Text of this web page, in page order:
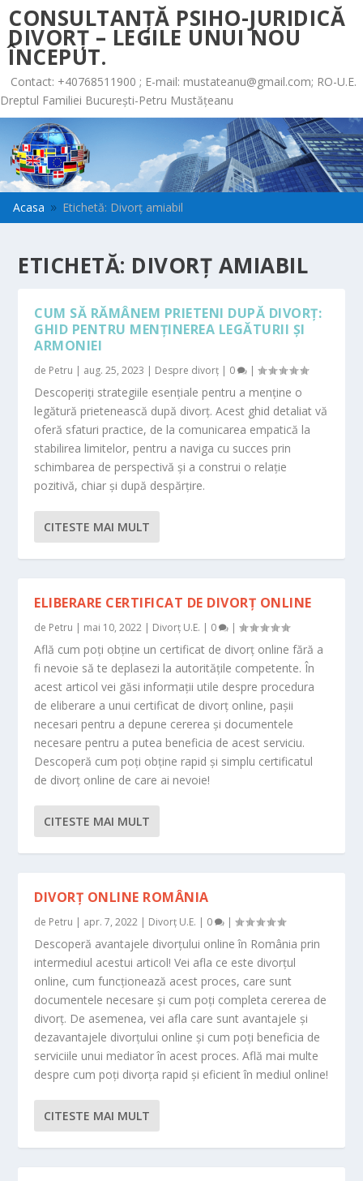
CONSULTANȚĂ PSIHO-JURIDICĂ
DIVORȚ – LEGILE UNUI NOU
ÎNCEPUT.
Contact: +40768511900 ; E-mail: mustateanu@gmail.com; RO-U.E.
Dreptul Familiei București-Petru Mustățeanu
Acasa 9 Etichetă: Divorţ amiabil
ETICHETĂ: DIVORŢ AMIABIL
CUM SĂ RĂMÂNEM PRIETENI DUPĂ DIVORȚ:
GHID PENTRU MENȚINEREA LEGĂTURII ȘI
ARMONIEI
de Petru | aug. 25, 2023 | Despre divorț | 0 |
Descoperiți strategiile esențiale pentru a menține o
legătură prietenească după divorț. Acest ghid detaliat vă
oferă sfaturi practice, de la comunicarea empatică la
stabilirea limitelor, pentru a naviga cu succes prin
schimbarea de perspectivă și a construi o relație
pozitivă, chiar și după despărțire.
CITESTE MAI MULT
ELIBERARE CERTIFICAT DE DIVORȚ ONLINE
de Petru | mai 10, 2022 | Divorț U.E. | 0 |
Află cum poți obține un certificat de divorț online fără a
fi nevoie să te deplasezi la autoritățile competente. În
acest articol vei găsi informații utile despre procedura
de eliberare a unui certificat de divorț online, pașii
necesari pentru a depune cererea și documentele
necesare pentru a putea beneficia de acest serviciu.
Descoperă cum poți obține rapid și simplu certificatul
de divorț online de care ai nevoie!
CITESTE MAI MULT
DIVORȚ ONLINE ROMÂNIA
de Petru | apr. 7, 2022 | Divorț U.E. | 0 |
Descoperă avantajele divorțului online în România prin
intermediul acestui articol! Vei afla ce este divorțul
online, cum funcționează acest proces, care sunt
documentele necesare și cum poți completa cererea de
divorț. De asemenea, vei afla care sunt avantajele și
dezavantajele divorțului online și cum poți beneficia de
serviciile unui mediator în acest proces. Află mai multe
despre cum poți divorța rapid și eficient în mediul online!
CITESTE MAI MULT